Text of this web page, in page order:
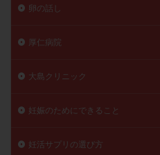
卵の話し
厚仁病院
大島クリニック
妊娠のためにできること
妊活サプリの選び方